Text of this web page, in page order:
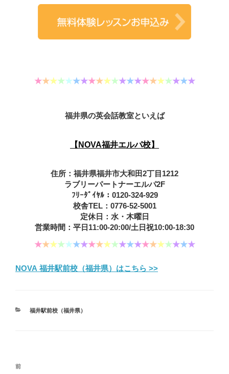
★★★★★★★★★★★★★★★★★★★★★
福井県の英会話教室といえば
【NOVA福井エルパ校】
住所：福井県福井市大和田2丁目1212
ラブリーパートナーエルパ2F
ﾌﾘｰﾀﾞｲﾔﾙ：0120-324-929
校舎TEL：0776-52-5001
定休日：水・木曜日
営業時間：平日11:00-20:00/土日祝10:00-18:30
★★★★★★★★★★★★★★★★★★★★★
NOVA 福井駅前校（福井県）はこちら >>
カ
福井駅前校（福井県）
投
前
前